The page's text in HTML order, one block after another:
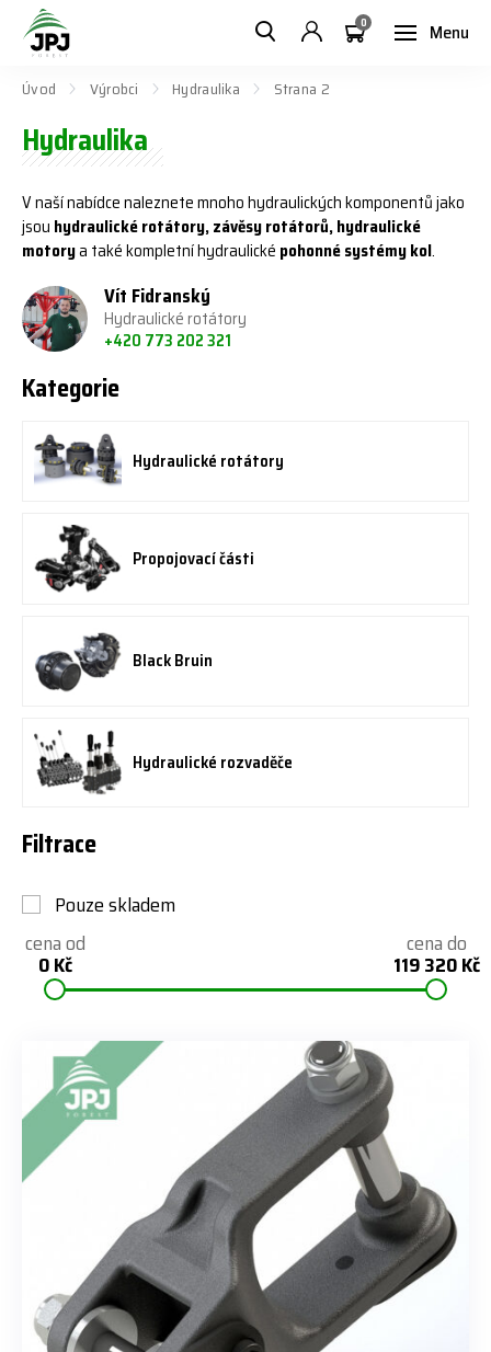
Menu
0
Úvod Výrobci Hydraulika Strana 2
Hydraulika
V naší nabídce naleznete mnoho hydraulických komponentů jako
jsou hydraulické rotátory, závěsy rotátorů, hydraulické
motorya také kompletní hydraulické pohonné systémy kol.
Vít Fidranský
Hydraulické rotátory
+420 773 202 321
Kategorie
Hydraulické rotátory
Propojovací části
Black Bruin
Hydraulické rozvaděče
Filtrace
Pouze skladem
cena od
0 Kč
cena do
119 320 Kč